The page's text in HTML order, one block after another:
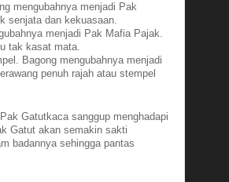
mengubahnya menjadi Pak
senjata dan kekuasaan.
menjadi Pak Mafia Pajak.
tak kasat mata.
Bagong mengubahnya menjadi
penuh rajah atau stempel
Gatutkaca sanggup menghadapi
Gatut akan semakin sakti
badannya sehingga pantas